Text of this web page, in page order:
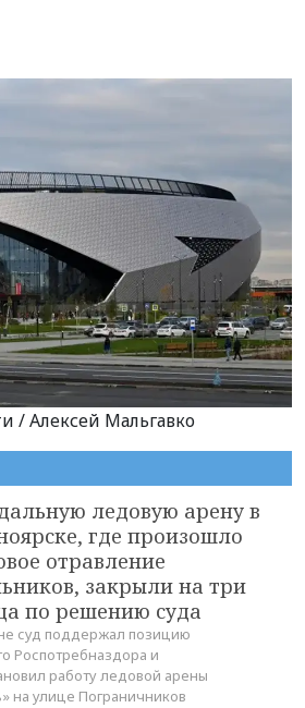
/ Алексей Мальгавко
ледовую арену в
где произошло
отравление
закрыли на три
по решению суда
суд поддержал позицию
Роспотребназдора и
работу ледовой арены
на улице Пограничников